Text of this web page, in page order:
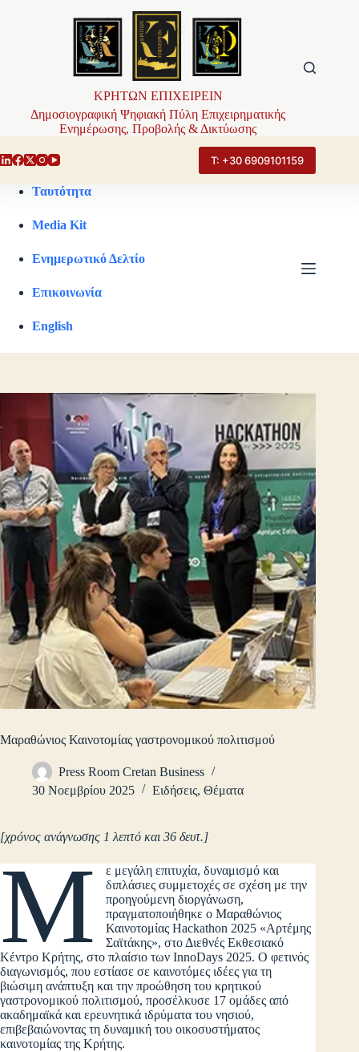
ΚΡΗΤΩΝ ΕΠΙΧΕΙΡΕΙΝ
Δημοσιογραφική Ψηφιακή Πύλη Επιχειρηματικής
Ενημέρωσης, Προβολής & Δικτύωσης
Τ: +30 6909101159
Ταυτότητα
Media Kit
Ενημερωτικό Δελτίο
Επικοινωνία
English
Μαραθώνιος Καινοτομίας γαστρονομικού πολιτισμού
Press Room Cretan Business
30 Νοεμβρίου 2025
Ειδήσεις, Θέματα
[χρόνος ανάγνωσης 1 λεπτό και 36 δευτ.]
Μ
ε μεγάλη επιτυχία, δυναμισμό και
διπλάσιες συμμετοχές σε σχέση με την
προηγούμενη διοργάνωση,
πραγματοποιήθηκε ο Μαραθώνιος
Καινοτομίας Hackathon 2025 «Αρτέμης
Σαϊτάκης», στο Διεθνές Εκθεσιακό
Κέντρο Κρήτης, στο πλαίσιο των InnoDays 2025. Ο φετινός
διαγωνισμός, που εστίασε σε καινοτόμες ιδέες για τη
βιώσιμη ανάπτυξη και την προώθηση του κρητικού
γαστρονομικού πολιτισμού, προσέλκυσε 17 ομάδες από
ακαδημαϊκά και ερευνητικά ιδρύματα του νησιού,
επιβεβαιώνοντας τη δυναμική του οικοσυστήματος
καινοτομίας της Κρήτης.